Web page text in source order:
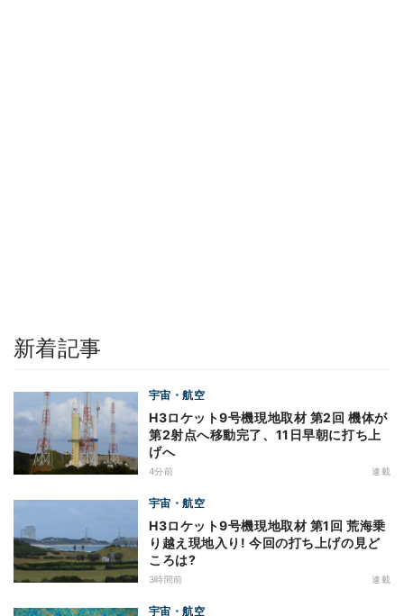
新着記事
宇宙・航空
H3ロケット9号機現地取材 第2回 機体が
第2射点へ移動完了、11日早朝に打ち上
げへ
4分前 連載
宇宙・航空
H3ロケット9号機現地取材 第1回 荒海乗
り越え現地入り! 今回の打ち上げの見ど
ころは?
3時間前 連載
宇宙・航空